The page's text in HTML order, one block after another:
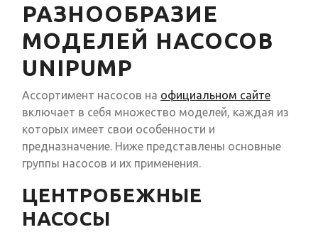
РАЗНООБРАЗИЕ
МОДЕЛЕЙ НАСОСОВ
UNIPUMP
Ассортимент насосов на официальном сайте
включает в себя множество моделей, каждая из
которых имеет свои особенности и
предназначение. Ниже представлены основные
группы насосов и их применения.
ЦЕНТРОБЕЖНЫЕ
НАСОСЫ